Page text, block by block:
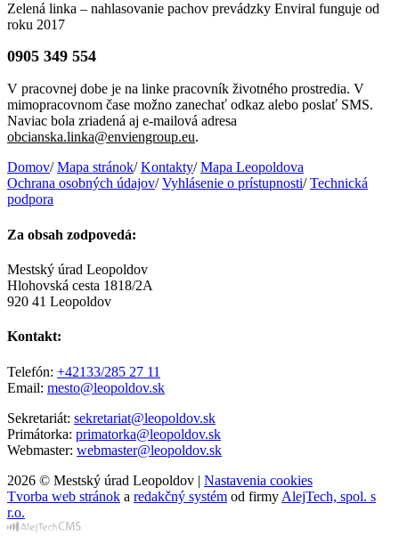
Zelená linka – nahlasovanie pachov prevádzky Enviral funguje od
roku 2017
0905 349 554
V pracovnej dobe je na linke pracovník životného prostredia. V
mimopracovnom čase možno zanechať odkaz alebo poslať SMS.
Naviac bola zriadená aj e-mailová adresa
obcianska.linka@enviengroup.eu.
Domov/ Mapa stránok/ Kontakty/ Mapa Leopoldova
Ochrana osobných údajov/ Vyhlásenie o prístupnosti/ Technická
podpora
Za obsah zodpovedá:
Mestský úrad Leopoldov
Hlohovská cesta 1818/2A
920 41 Leopoldov
Kontakt:
Telefón: +42133/285 27 11
Email: mesto@leopoldov.sk
Sekretariát: sekretariat@leopoldov.sk
Primátorka: primatorka@leopoldov.sk
Webmaster: webmaster@leopoldov.sk
2026 © Mestský úrad Leopoldov | Nastavenia cookies
Tvorba web stránok a redakčný systém od firmy AlejTech, spol. s
r.o.